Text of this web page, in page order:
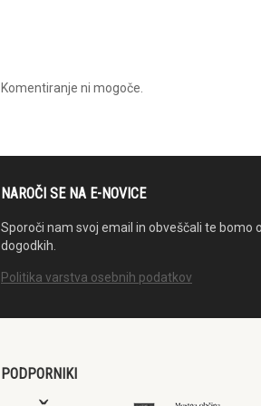
Komentiranje ni mogoče.
NAROČI SE NA E-NOVICE
Sporoči nam svoj email in obveščali te bomo
dogodkih.
Politika varstva osebnih podatkov
PODPORNIKI